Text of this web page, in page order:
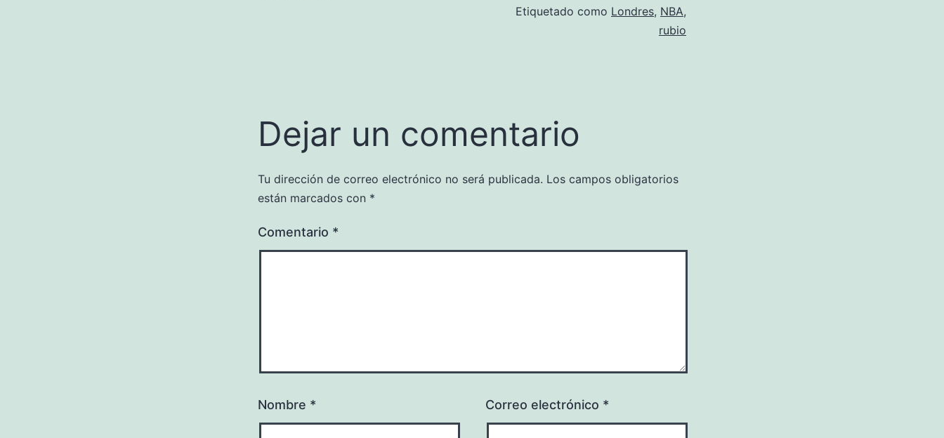
Etiquetado como Londres, NBA,
rubio
Dejar un comentario
Tu dirección de correo electrónico no será publicada. Los campos obligatorios
están marcados con *
Comentario *
Nombre * Correo electrónico *